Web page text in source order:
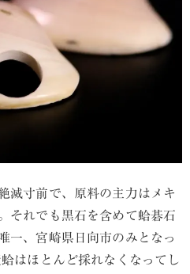
滅寸前で、原料の主力はメキ
それでも黒石を含めて蛤碁石
一、宮崎県日向市のみとなっ
はほとんど採れなくなってし